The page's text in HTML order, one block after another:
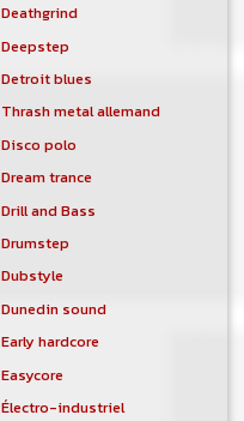
Deathgrind
Deepstep
Detroit blues
Thrash metal allemand
Disco polo
Dream trance
Drill and Bass
Drumstep
Dubstyle
Dunedin sound
Early hardcore
Easycore
Électro-industriel